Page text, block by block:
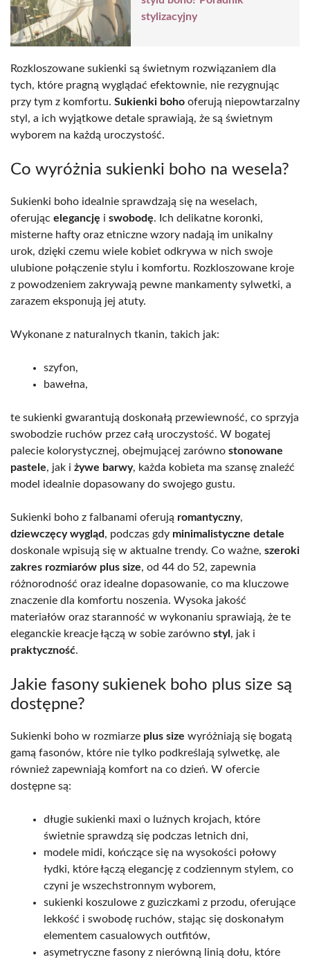
stylizacyjny
Rozkloszowane sukienki są świetnym rozwiązaniem dla
tych, które pragną wyglądać efektownie, nie rezygnując
przy tym z komfortu. Sukienki boho oferują niepowtarzalny
styl, a ich wyjątkowe detale sprawiają, że są świetnym
wyborem na każdą uroczystość.
Co wyróżnia sukienki boho na wesela?
Sukienki boho idealnie sprawdzają się na weselach,
oferując elegancję i swobodę. Ich delikatne koronki,
misterne hafty oraz etniczne wzory nadają im unikalny
urok, dzięki czemu wiele kobiet odkrywa w nich swoje
ulubione połączenie stylu i komfortu. Rozkloszowane kroje
z powodzeniem zakrywają pewne mankamenty sylwetki, a
zarazem eksponują jej atuty.
Wykonane z naturalnych tkanin, takich jak:
szyfon,
bawełna,
te sukienki gwarantują doskonałą przewiewność, co sprzyja
swobodzie ruchów przez całą uroczystość. W bogatej
palecie kolorystycznej, obejmującej zarówno stonowane
pastele, jak i żywe barwy, każda kobieta ma szansę znaleźć
model idealnie dopasowany do swojego gustu.
Sukienki boho z falbanami oferują romantyczny,
dziewczęcy wygląd, podczas gdy minimalistyczne detale
doskonale wpisują się w aktualne trendy. Co ważne, szeroki
zakres rozmiarów plus size, od 44 do 52, zapewnia
różnorodność oraz idealne dopasowanie, co ma kluczowe
znaczenie dla komfortu noszenia. Wysoka jakość
materiałów oraz staranność w wykonaniu sprawiają, że te
eleganckie kreacje łączą w sobie zarówno styl , jak i
praktyczność.
Jakie fasony sukienek boho plus size są
dostępne?
Sukienki boho w rozmiarze plus size wyróżniają się bogatą
gamą fasonów, które nie tylko podkreślają sylwetkę, ale
również zapewniają komfort na co dzień. W ofercie
dostępne są:
długie sukienki maxi o luźnych krojach, które
świetnie sprawdzą się podczas letnich dni,
modele midi, kończące się na wysokości połowy
łydki, które łączą elegancję z codziennym stylem, co
czyni je wszechstronnym wyborem,
sukienki koszulowe z guziczkami z przodu, oferujące
lekkość i swobodę ruchów, stając się doskonałym
elementem casualowych outfitów,
asymetryczne fasony z nierówną linią dołu, które